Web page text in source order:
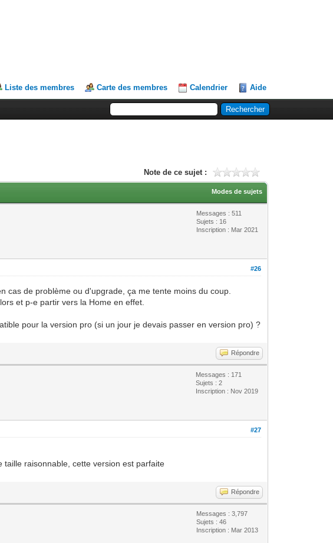
Liste des membres Carte des membres Calendrier Aide
Note de ce sujet :
Modes de sujets
Messages : 511
Sujets : 16
Inscription : Mar 2021
#26
cas de problème ou d'upgrade, ça me tente moins du coup.
et p-e partir vers la Home en effet.
pour la version pro (si un jour je devais passer en version pro) ?
Répondre
Messages : 171
Sujets : 2
Inscription : Nov 2019
#27
raisonnable, cette version est parfaite
Répondre
Messages : 3,797
Sujets : 46
Inscription : Mar 2013